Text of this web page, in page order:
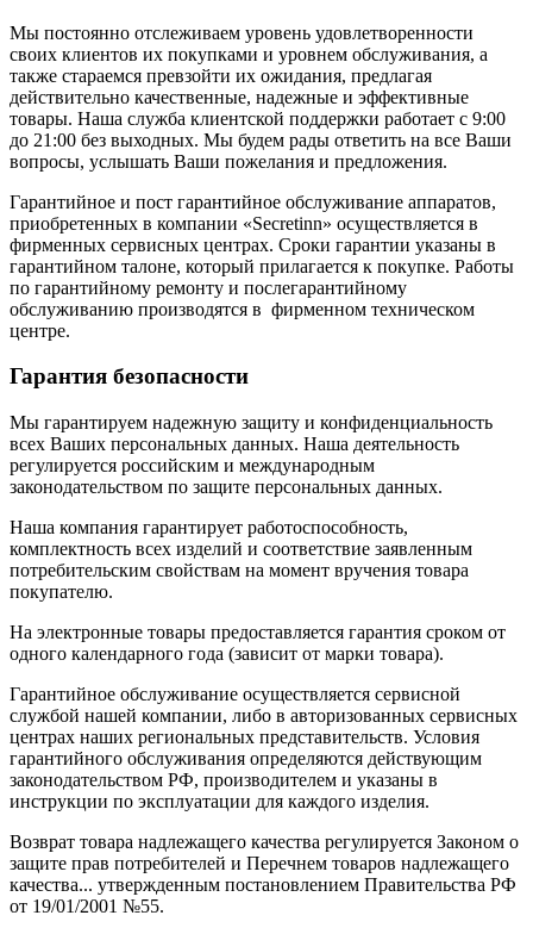
Мы постоянно отслеживаем уровень удовлетворенности
своих клиентов их покупками и уровнем обслуживания, а
также стараемся превзойти их ожидания, предлагая
действительно качественные, надежные и эффективные
товары. Наша служба клиентской поддержки работает с 9:00
до 21:00 без выходных. Мы будем рады ответить на все Ваши
вопросы, услышать Ваши пожелания и предложения.
Гарантийное и пост гарантийное обслуживание аппаратов,
приобретенных в компании «Secretinn» осуществляется в
фирменных сервисных центрах. Сроки гарантии указаны в
гарантийном талоне, который прилагается к покупке. Работы
по гарантийному ремонту и послегарантийному
обслуживанию производятся в фирменном техническом
центре.
Гарантия безопасности
Мы гарантируем надежную защиту и конфиденциальность
всех Ваших персональных данных. Наша деятельность
регулируется российским и международным
законодательством по защите персональных данных.
Наша компания гарантирует работоспособность,
комплектность всех изделий и соответствие заявленным
потребительским свойствам на момент вручения товара
покупателю.
На электронные товары предоставляется гарантия сроком от
одного календарного года (зависит от марки товара).
Гарантийное обслуживание осуществляется сервисной
службой нашей компании, либо в авторизованных сервисных
центрах наших региональных представительств. Условия
гарантийного обслуживания определяются действующим
законодательством РФ, производителем и указаны в
инструкции по эксплуатации для каждого изделия.
Возврат товара надлежащего качества регулируется Законом о
защите прав потребителей и Перечнем товаров надлежащего
качества... утвержденным постановлением Правительства РФ
от 19/01/2001 №55.